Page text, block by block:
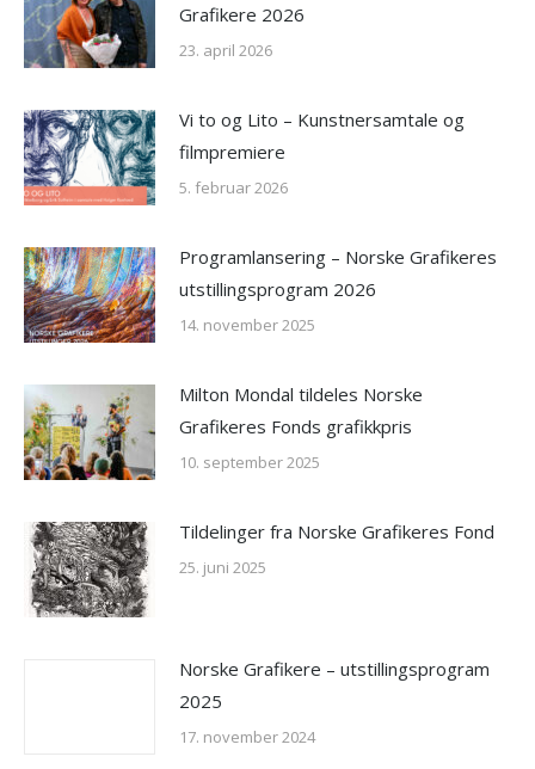
Grafikere 2026
23. april 2026
Vi to og Lito – Kunstnersamtale og
filmpremiere
5. februar 2026
Programlansering – Norske Grafikeres
utstillingsprogram 2026
14. november 2025
Milton Mondal tildeles Norske
Grafikeres Fonds grafikkpris
10. september 2025
Tildelinger fra Norske Grafikeres Fond
25. juni 2025
Norske Grafikere – utstillingsprogram
2025
17. november 2024